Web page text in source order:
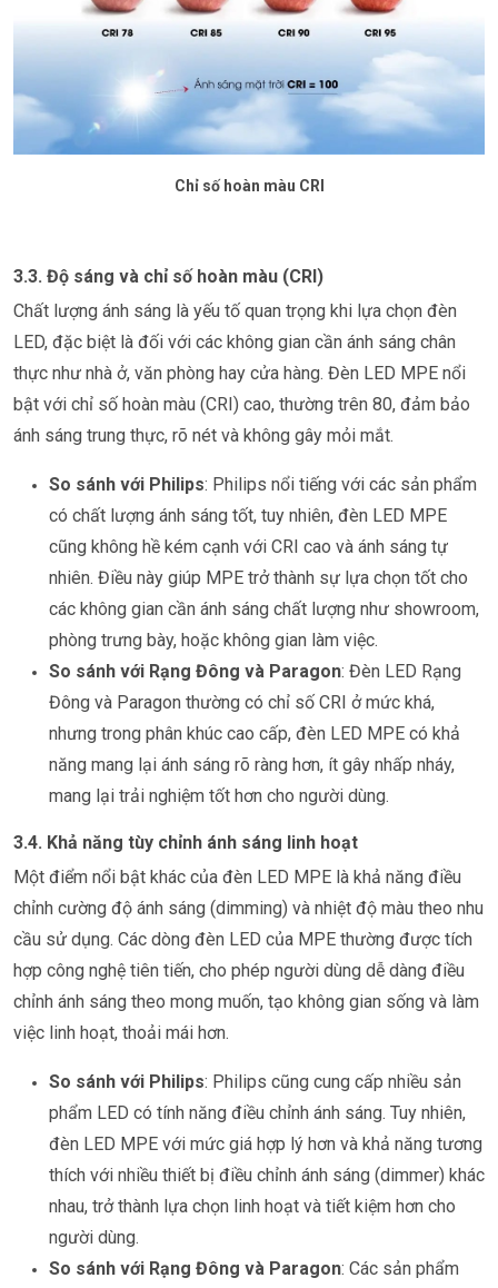
Chỉ số hoàn màu CRI
3.3. Độ sáng và chỉ số hoàn màu (CRI)
Chất lượng ánh sáng là yếu tố quan trọng khi lựa chọn đèn
LED, đặc biệt là đối với các không gian cần ánh sáng chân
thực như nhà ở, văn phòng hay cửa hàng. Đèn LED MPE nổi
bật với chỉ số hoàn màu (CRI) cao, thường trên 80, đảm bảo
ánh sáng trung thực, rõ nét và không gây mỏi mắt.
So sánh với Philips: Philips nổi tiếng với các sản phẩm
có chất lượng ánh sáng tốt, tuy nhiên, đèn LED MPE
cũng không hề kém cạnh với CRI cao và ánh sáng tự
nhiên. Điều này giúp MPE trở thành sự lựa chọn tốt cho
các không gian cần ánh sáng chất lượng như showroom,
phòng trưng bày, hoặc không gian làm việc.
So sánh với Rạng Đông và Paragon: Đèn LED Rạng
Đông và Paragon thường có chỉ số CRI ở mức khá,
nhưng trong phân khúc cao cấp, đèn LED MPE có khả
năng mang lại ánh sáng rõ ràng hơn, ít gây nhấp nháy,
mang lại trải nghiệm tốt hơn cho người dùng.
3.4. Khả năng tùy chỉnh ánh sáng linh hoạt
Một điểm nổi bật khác của đèn LED MPE là khả năng điều
chỉnh cường độ ánh sáng (dimming) và nhiệt độ màu theo nhu
cầu sử dụng. Các dòng đèn LED của MPE thường được tích
hợp công nghệ tiên tiến, cho phép người dùng dễ dàng điều
chỉnh ánh sáng theo mong muốn, tạo không gian sống và làm
việc linh hoạt, thoải mái hơn.
So sánh với Philips: Philips cũng cung cấp nhiều sản
phẩm LED có tính năng điều chỉnh ánh sáng. Tuy nhiên,
đèn LED MPE với mức giá hợp lý hơn và khả năng tương
thích với nhiều thiết bị điều chỉnh ánh sáng (dimmer) khác
nhau, trở thành lựa chọn linh hoạt và tiết kiệm hơn cho
người dùng.
So sánh với Rạng Đông và Paragon: Các sản phẩm